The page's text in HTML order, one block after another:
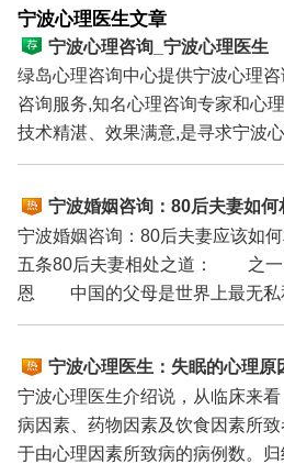
市 奉化市
相关关键词：宁波心理咨询中心,
咨询师,宁波心理医生咨询,宁波心
心理咨询,宁波哪里有心理医生,宁
理医生哪里好,宁波最好的心理医
波婚姻心理咨询,宁波情感咨询
宁波心理医生文章
宁波心理咨询_宁波心理医生
绿岛心理咨询中心提供宁波心理
咨询服务,知名心理咨询专家和心
技术精湛、效果满意,是寻求宁波
理医生咨询...
宁波婚姻咨询：80后夫妻如何
宁波婚姻咨询：80后夫妻应该如
五条80后夫妻相处之道： 之一
恩 中国的父母是世界上最无私
母，可以自己...
宁波心理医生：失眠的心理原
宁波心理医生介绍说，从临床来
病因素、药物因素及饮食因素所
于由心理因素所致病的病例数。